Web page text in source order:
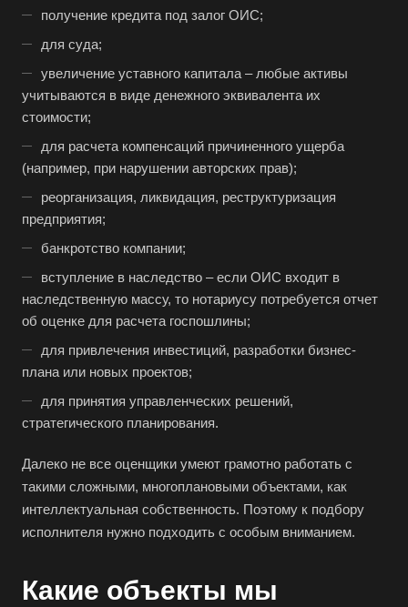
получение кредита под залог ОИС;
для суда;
увеличение уставного капитала – любые активы
учитываются в виде денежного эквивалента их
стоимости;
для расчета компенсаций причиненного ущерба
(например, при нарушении авторских прав);
реорганизация, ликвидация, реструктуризация
предприятия;
банкротство компании;
вступление в наследство – если ОИС входит в
наследственную массу, то нотариусу потребуется отчет
об оценке для расчета госпошлины;
для привлечения инвестиций, разработки бизнес-
плана или новых проектов;
для принятия управленческих решений,
стратегического планирования.
Далеко не все оценщики умеют грамотно работать с
такими сложными, многоплановыми объектами, как
интеллектуальная собственность. Поэтому к подбору
исполнителя нужно подходить с особым вниманием.
Какие объекты мы